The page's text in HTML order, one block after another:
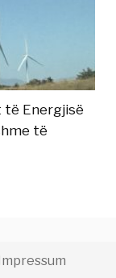
Energjisë
të
Impressum